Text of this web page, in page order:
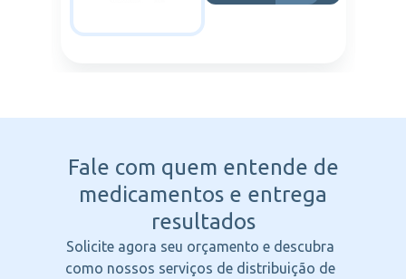
Fale com quem entende de
medicamentos e entrega
resultados
Solicite agora seu orçamento e descubra
como nossos serviços de distribuição de